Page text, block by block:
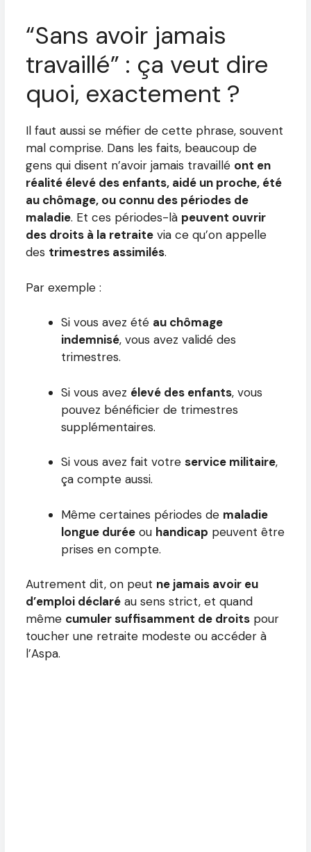
“Sans avoir jamais
travaillé” : ça veut dire
quoi, exactement ?
Il faut aussi se méfier de cette phrase, souvent
mal comprise. Dans les faits, beaucoup de
gens qui disent n’avoir jamais travaillé ont en
réalité élevé des enfants, aidé un proche, été
au chômage, ou connu des périodes de
maladie. Et ces périodes-là peuvent ouvrir
des droits à la retraite via ce qu’on appelle
des trimestres assimilés.
Par exemple :
Si vous avez été au chômage
indemnisé, vous avez validé des
trimestres.
Si vous avez élevé des enfants, vous
pouvez bénéficier de trimestres
supplémentaires.
Si vous avez fait votre service militaire,
ça compte aussi.
Même certaines périodes de maladie
longue durée ou handicap peuvent être
prises en compte.
Autrement dit, on peut ne jamais avoir eu
d’emploi déclaré au sens strict, et quand
même cumuler suffisamment de droits pour
toucher une retraite modeste ou accéder à
l’Aspa.